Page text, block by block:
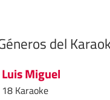
del
Luis Miguel
18 Karaoke